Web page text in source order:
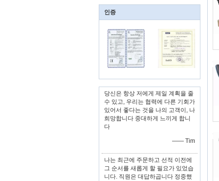
인증
당신은 항상 저에게 제일 계획을 줄
수 있고, 우리는 협력에 다른 기회가
있어서 좋다는 것을 나의 고객이, 나
희망합니다 중대하게 느끼게 합니
다
—— Tim
나는 최근에 주문하고 선적 이전에
그 순서를 새롭게 할 필요가 있었습
니다. 직원은 대답하곱니다 정중했